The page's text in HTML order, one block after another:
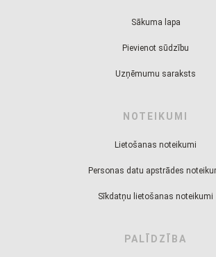
Sākuma lapa
Pievienot sūdzību
Uzņēmumu saraksts
NOTEIKUMI
Lietošanas noteikumi
Personas datu apstrādes
Sīkdatņu lietošanas noteikumi
PALĪDZĪBA